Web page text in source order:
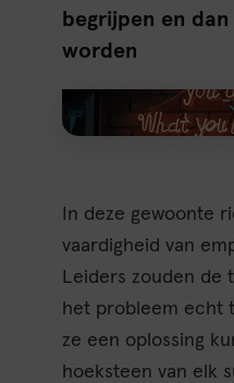
begrijpen en
worden
In deze gewoonte
vaardigheid van
Leiders zouden de
het probleem echt
ze een oplossing
hoeksteen van elk